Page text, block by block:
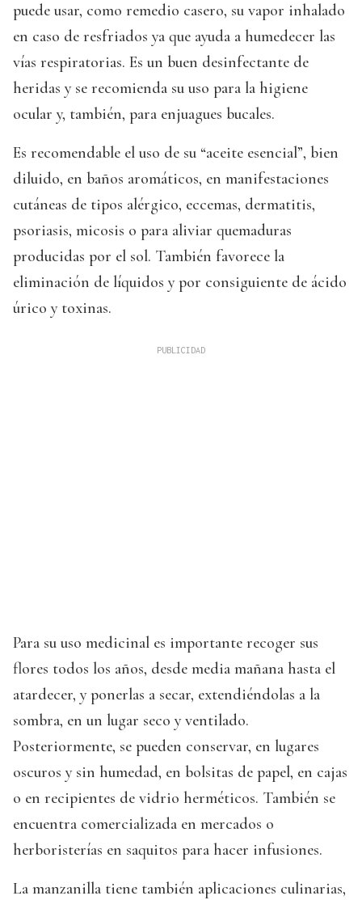
puede usar, como remedio casero, su vapor inhalado
en caso de resfriados ya que ayuda a humedecer las
vías respiratorias. Es un buen desinfectante de
heridas y se recomienda su uso para la higiene
ocular y, también, para enjuagues bucales.
Es recomendable el uso de su “aceite esencial”, bien
diluido, en baños aromáticos, en manifestaciones
cutáneas de tipos alérgico, eccemas, dermatitis,
psoriasis, micosis o para aliviar quemaduras
producidas por el sol. También favorece la
eliminación de líquidos y por consiguiente de ácido
úrico y toxinas.
Para su uso medicinal es importante recoger sus
flores todos los años, desde media mañana hasta el
atardecer, y ponerlas a secar, extendiéndolas a la
sombra, en un lugar seco y ventilado.
Posteriormente, se pueden conservar, en lugares
oscuros y sin humedad, en bolsitas de papel, en cajas
o en recipientes de vidrio herméticos. También se
encuentra comercializada en mercados o
herboristerías en saquitos para hacer infusiones.
La manzanilla tiene también aplicaciones culinarias,